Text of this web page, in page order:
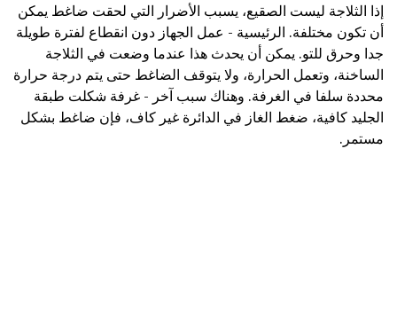
إذا الثلاجة ليست الصقيع، يسبب الأضرار التي لحقت ضاغط يمكن
أن تكون مختلفة. الرئيسية - عمل الجهاز دون انقطاع لفترة طويلة
جدا وحرق للتو. يمكن أن يحدث هذا عندما وضعت في الثلاجة
الساخنة، وتعمل الحرارة، ولا يتوقف الضاغط حتى يتم درجة حرارة
محددة سلفا في الغرفة. وهناك سبب آخر - غرفة شكلت طبقة
الجليد كافية، ضغط الغاز في الدائرة غير كاف، فإن ضاغط بشكل
مستمر.